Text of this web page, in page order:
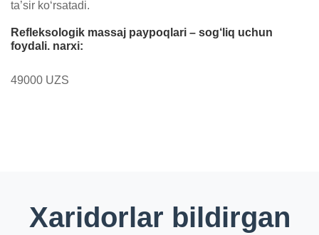
ta’sir ko‘rsatadi.
Refleksologik massaj paypoqlari – sog‘liq uchun
foydali. narxi:
49000 UZS
Xaridorlar bildirgan